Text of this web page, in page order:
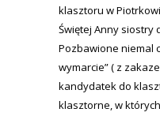
klasztoru w
Świętej Anny siostry
Pozbawione niemal
wymarcie” ( z
kandydatek do
klasztorne, w